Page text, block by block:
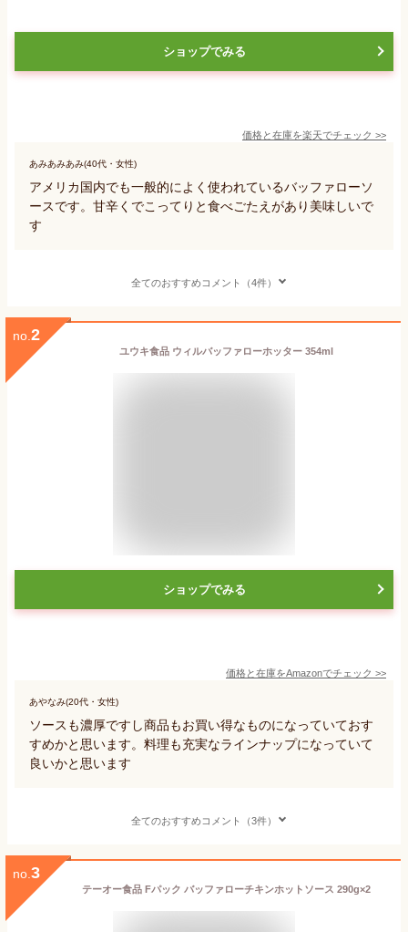
ショップでみる
価格と在庫を楽天でチェック >>
あみあみあみ(40代・女性)
アメリカ国内でも一般的によく使われているバッファローソ
ースです。甘辛くでこってりと食べごたえがあり美味しいで
す
全てのおすすめコメント（4件）
no. 2
ユウキ食品 ウィルバッファローホッター 354ml
ショップでみる
価格と在庫をAmazonでチェック >>
あやなみ(20代・女性)
ソースも濃厚ですし商品もお買い得なものになっていておす
すめかと思います。料理も充実なラインナップになっていて
良いかと思います
全てのおすすめコメント（3件）
no. 3
テーオー食品 Fパック バッファローチキンホットソース 290g×2